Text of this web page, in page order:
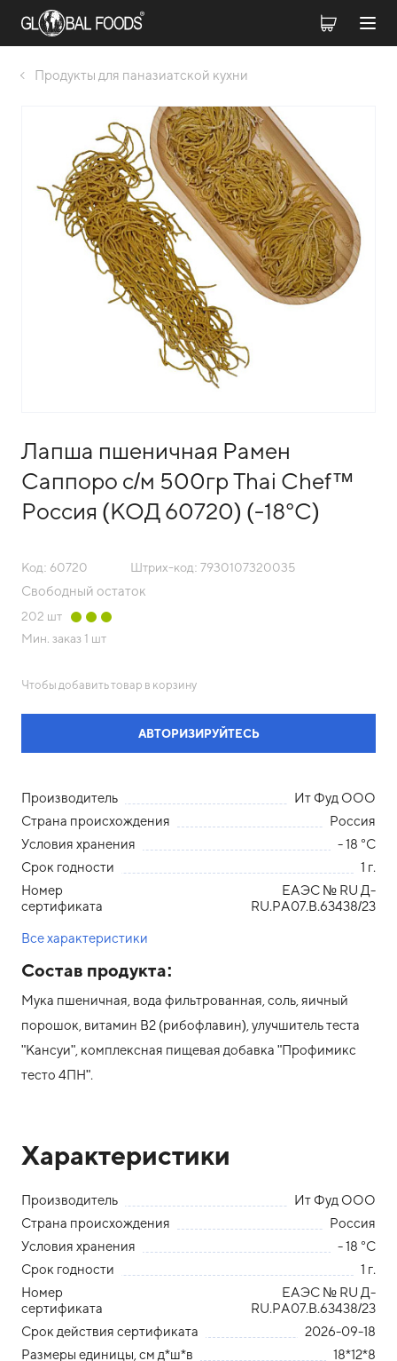
Продукты для паназиатской кухни
Лапша пшеничная Рамен
Саппоро c/м 500гр Thai Chef™
Россия (КОД 60720) (-18°С)
Код: 60720 Штрих-код: 7930107320035
Свободный остаток
202 шт
Мин. заказ 1 шт
Чтобы добавить товар в корзину
АВТОРИЗИРУЙТЕСЬ
Производитель
Ит Фуд ООО
Страна происхождения
Россия
Условия хранения
- 18 °С
Срок годности
1 г.
Номер
сертификата
ЕАЭС № RU Д-
RU.РА07.В.63438/23
Все характеристики
Состав продукта:
Мука пшеничная, вода фильтрованная, соль, яичный
порошок, витамин В2 (рибофлавин), улучшитель теста
"Кансуи", комплексная пищевая добавка "Профимикс
тесто 4ПН".
Характеристики
Производитель
Ит Фуд ООО
Страна происхождения
Россия
Условия хранения
- 18 °С
Срок годности
1 г.
Номер
сертификата
ЕАЭС № RU Д-
RU.РА07.В.63438/23
Срок действия сертификата
2026-09-18
Размеры единицы, см д*ш*в
18*12*8